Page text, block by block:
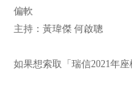
偏軟
主持：黃瑋傑 何啟聰
如果想索取「瑞信2021年座